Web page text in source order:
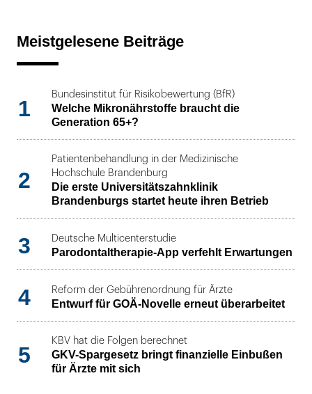
Meistgelesene Beiträge
1
Bundesinstitut für Risikobewertung (BfR)
Welche Mikronährstoffe braucht die
Generation 65+?
2
Patientenbehandlung in der Medizinische
Hochschule Brandenburg
Die erste Universitätszahnklinik
Brandenburgs startet heute ihren Betrieb
3 Deutsche Multicenterstudie
Parodontaltherapie-App verfehlt Erwartungen
4 Reform der Gebührenordnung für Ärzte
Entwurf für GOÄ-Novelle erneut überarbeitet
5
KBV hat die Folgen berechnet
GKV-Spargesetz bringt finanzielle Einbußen
für Ärzte mit sich